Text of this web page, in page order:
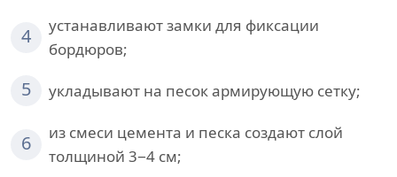
4
устанавливают замки для фиксации
бордюров;
5 укладывают на песок армирующую сетку;
6
из смеси цемента и песка создают слой
толщиной 3−4 см;